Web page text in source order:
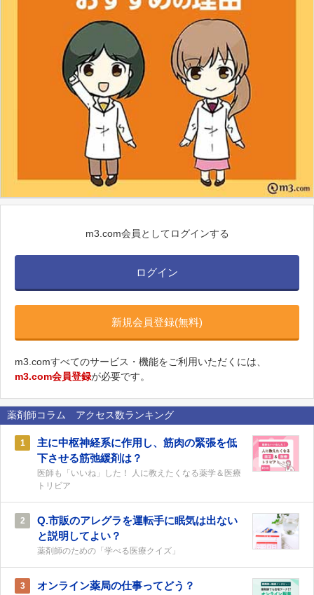
m3.com会員としてログインする
ログイン
新規会員登録(無料)
m3.comすべてのサービス・機能をご利用いただくには、
m3.com会員登録が必要です。
薬剤師コラム アクセス数ランキング
1
主に中枢神経系に作用し、筋肉の緊張を低
下させる筋弛緩剤は？
医師も「いいね」した！ 人に教えたくなる薬学＆医療
トリビア
2
Q.市販のアレグラを運転手に眠気は出ない
と説明してよい？
薬剤師のための「学べる医療クイズ」
3 オンライン薬局の仕事ってどう？